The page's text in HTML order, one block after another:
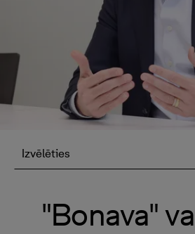
Izvēlēties
"Bonava"